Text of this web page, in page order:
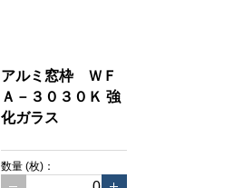
アルミ窓枠 ＷＦ
Ａ－３０３０Ｋ 強
化ガラス
数量 (枚) ：